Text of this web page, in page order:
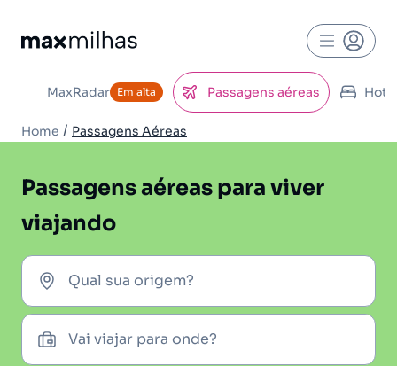
MaxRadar Em alta Passagens aéreas
Home / Passagens Aéreas
Passagens aéreas para viver
viajando
Qual sua origem?
Vai viajar para onde?